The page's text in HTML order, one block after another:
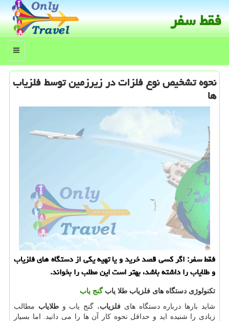
فقط سفر
منو
نحوه تشخیص نوع فلزات در زیرزمین توسط فلزیاب
ها
فقط سفر: اگر كسی قصد خرید و یا تهیه یكی از دستگاه های فلزیاب
و طلایاب را داشته باشد، بهتر است این مطلب را بخواند.
تکنولوژی دستگاه‌ های فلزیاب طلا یابگنج‌ یاب
شاید بارها درباره دستگاه های فلزیاب، گنج یاب وطلایاب مطالب
زیادی را شنیده اید و حداقل نحوه کار آن ها را می دانید. اما بسیار